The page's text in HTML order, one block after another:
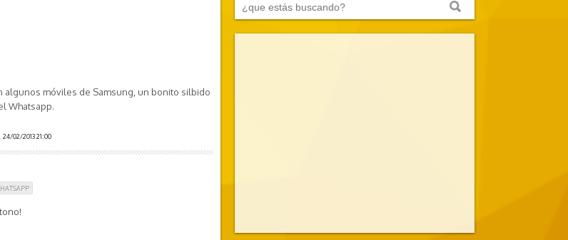
algunos móviles de Samsung, un bonito silbido
Whatsapp.
24/02/2013 21:00